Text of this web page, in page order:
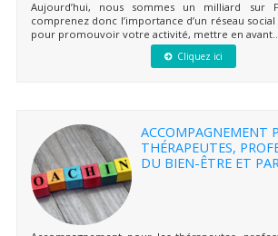
Aujourd’hui, nous sommes un milliard sur
comprenez donc l’importance d’un réseau
pour promouvoir votre activité, mettre en avant...
Cliquez ici
ACCOMPAGNEMENT
THÉRAPEUTES,
DU BIEN-ÊTRE ET